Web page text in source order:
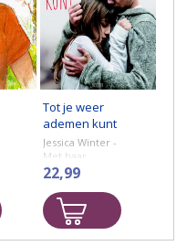
Tot je weer
ademen kunt
- deel 1
Jessica Winter -
Met haar
debuut 'Tot je
weer ademen
kunt' begint
Jessica Winter
een serie
jeugdromans
22,99